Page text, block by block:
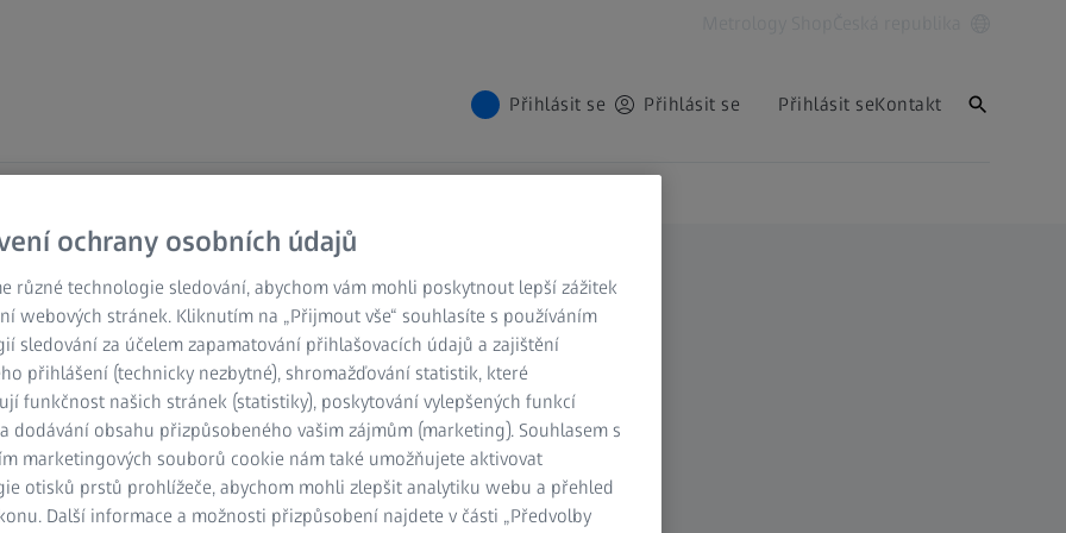
Přihlásit se Přihlásit se Přihlásit seKontakt
pro ZEISS
velkého množství obrazových dat.
určité požadavky, aby měření,
hladce stejně jako následné složité
ochrany osobních údajů
různé technologie sledování, abychom vám mohli poskytnout lepší zážitek
webových stránek. Kliknutím na „Přijmout vše“ souhlasíte s používáním
sledování za účelem zapamatování přihlašovacích údajů a zajištění
přihlášení (technicky nezbytné), shromažďování statistik, které
funkčnost našich stránek (statistiky), poskytování vylepšených funkcí
dodávání obsahu přizpůsobeného vašim zájmům (marketing). Souhlasem s
marketingových souborů cookie nám také umožňujete aktivovat
otisků prstů prohlížeče, abychom mohli zlepšit analytiku webu a přehled
Další informace a možnosti přizpůsobení najdete v části „Předvolby